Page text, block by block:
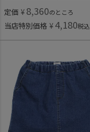
定価 ¥ 8,360のところ
当店特別価格 ¥ 4,180税込